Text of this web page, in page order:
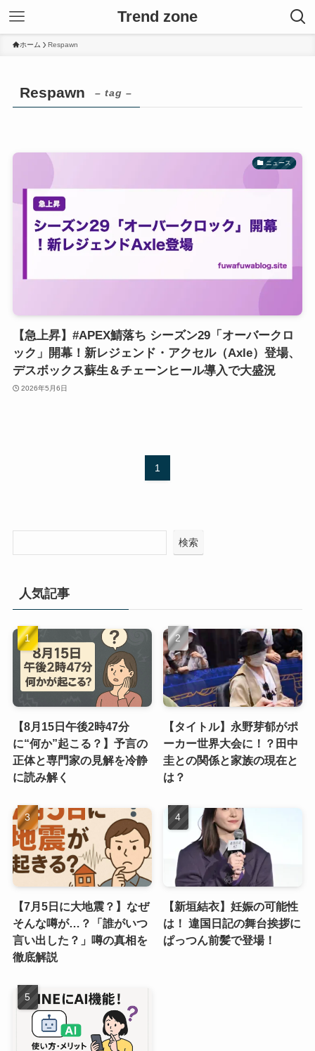
Trend zone
ホーム Respawn
Respawn – tag –
ニュース
【急上昇】#APEX鯖落ち シーズン29「オーバークロ
ック」開幕！新レジェンド・アクセル（Axle）登場、
デスボックス蘇生＆チェーンヒール導入で大盛況
2026年5月6日
1
検索
人気記事
【8月15日午後2時47分
に“何か”起こる？】予言の
正体と専門家の見解を冷静
に読み解く
【タイトル】永野芽郁がポ
ーカー世界大会に！？田中
圭との関係と家族の現在と
は？
【7月5日に大地震？】なぜ
そんな噂が…？「誰がいつ
言い出した？」噂の真相を
徹底解説
【新垣結衣】妊娠の可能性
は！ 違国日記の舞台挨拶に
ぱっつん前髪で登場！